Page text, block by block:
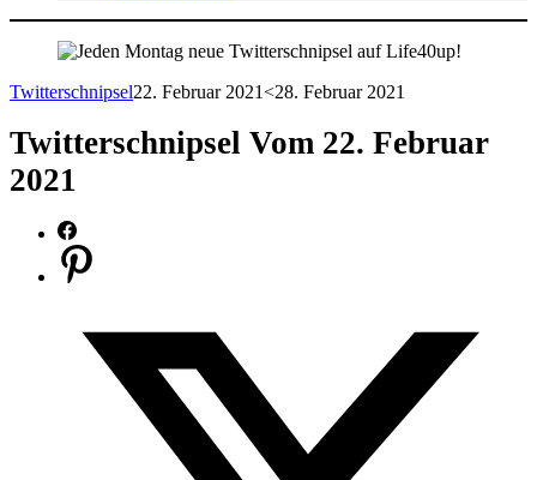
Twitterschnipsel22. Februar 2021<28. Februar 2021
Twitterschnipsel Vom 22. Februar
2021